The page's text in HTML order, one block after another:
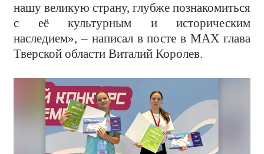
нашу великую страну, глубже познакомиться
с её культурным и историческим
наследием», – написал в посте в MAX глава
Тверской области Виталий Королев.